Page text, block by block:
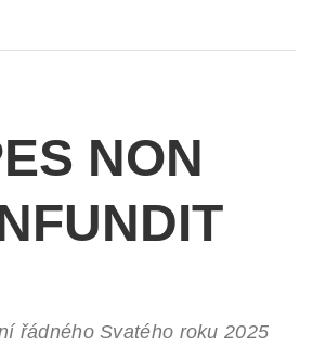
NON
řádného Svatého roku 2025